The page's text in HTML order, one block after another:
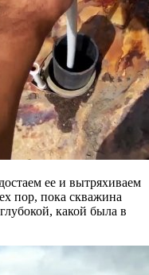
ее и вытряхиваем
пор, пока скважина
какой была в